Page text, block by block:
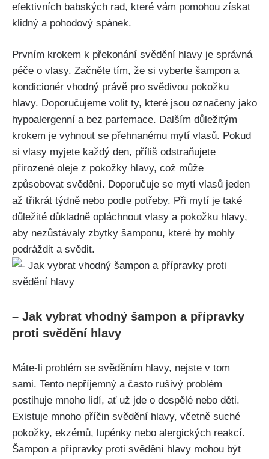
efektivních babských rad, které vám pomohou získat
‍klidný a pohodový spánek.
Prvním krokem k překonání svědění hlavy je správná
péče o vlasy. Začněte tím,⁣ že ⁢si vyberte šampon a
kondicionér vhodný‍ právě ⁣pro svědivou pokožku
hlavy. ⁤Doporučujeme volit ty, které ⁤jsou označeny jako
⁣hypoalergenní a bez parfemace. Dalším důležitým​
krokem je vyhnout se přehnanému mytí vlasů. Pokud
si vlasy myjete každý den, příliš odstraňujete
‌přirozené⁢ oleje z pokožky hlavy, což ‌může
způsobovat ⁢svědění. Doporučuje se mytí ‌vlasů jeden
až‍ třikrát⁤ týdně nebo podle potřeby.⁤ Při mytí je také
důležité důkladně opláchnout vlasy a pokožku hlavy,
aby nezůstávaly zbytky šamponu,‌ které ⁤by mohly ​
podráždit a svědit.
– Jak vybrat ‍vhodný šampon a přípravky⁣
proti svědění hlavy
Máte-li problém‌ se ⁢svěděním hlavy, nejste ‌v tom
sami. Tento nepříjemný⁤ a často rušivý problém
postihuje mnoho lidí,‍ ať už jde o dospělé nebo děti.⁢
Existuje mnoho příčin svědění hlavy,⁣ včetně suché
pokožky, ekzémů, lupénky nebo alergických reakcí.​
Šampon​ a přípravky ​proti svědění hlavy mohou být